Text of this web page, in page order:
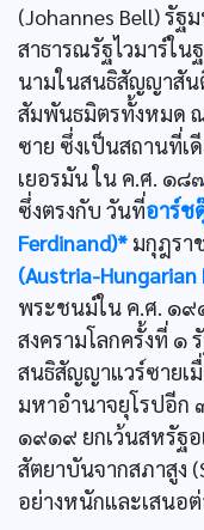
(Johannes Bell) รั
สาธารณรัฐไวมาร์ใ
นามในสนธิสัญญาสั
สัมพันธมิตรทั้งหมด ณ
ซาย ซึ่งเป็นสถานที่เ
เยอรมัน ใน ค.ศ. ๑
ซึ่งตรงกับ วันที่อาร์ช
Ferdinand)* มกุฎรา
(Austria-Hungarian
พระชนม์ใน ค.ศ. ๑๙
สงครามโลกครั้งที่ ๑
สนธิสัญญาแวร์ซายเ
มหาอำนาจยุโรปอีก
๑๙๑๙ ยกเว้นสหรัฐอ
สัตยาบันจากสภาสูง
อย่างหนักและเสนอ